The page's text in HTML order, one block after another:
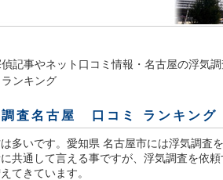
記事やネット口コミ情報・名古屋の浮気
ンキング
査名古屋 口コミ ランキン
多いです。愛知県 名古屋市には浮気調査
共通して言える事ですが、浮気調査を依
てきています。